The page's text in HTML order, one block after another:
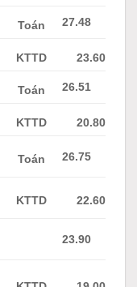
Toán 27.48
KTTD 23.60
Toán 26.51
KTTD 20.80
Toán 26.75
KTTD 22.60
23.90